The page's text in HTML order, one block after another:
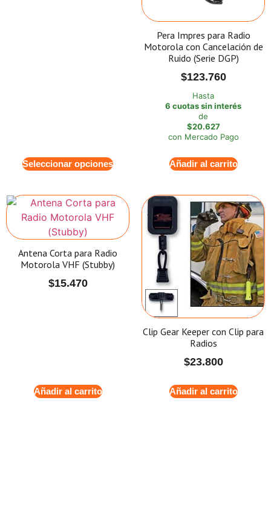
Seleccionar opciones
Pera Impres para Radio
Motorola con Cancelación de
Ruido (Serie DGP)
$123.760
Hasta
6 cuotas sin interés
de
$20.627
con Mercado Pago
Añadir al carrito
Antena Corta para Radio
Motorola VHF (Stubby)
$15.470
Añadir al carrito
Clip Gear Keeper con Clip para
Radios
$23.800
Añadir al carrito